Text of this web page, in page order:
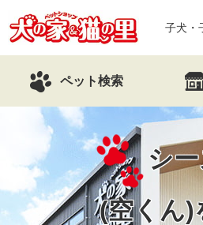
子犬・
ペット検索
シ
(空くん)